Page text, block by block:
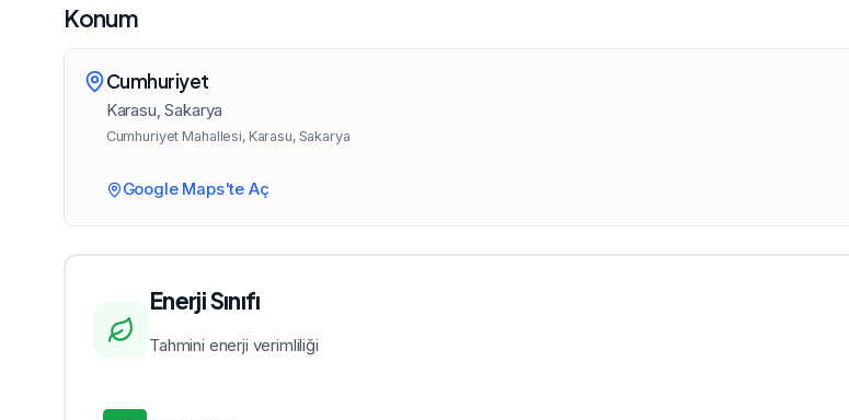
Konum
Cumhuriyet
Karasu, Sakarya
Cumhuriyet Mahallesi, Karasu, Sakarya
Google Maps'te Aç
Enerji Sınıfı
Tahmini enerji verimliliği